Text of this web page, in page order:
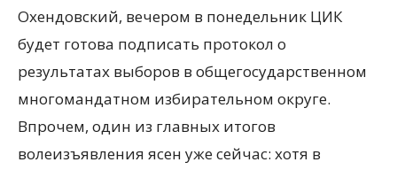
Охендовский, вечером в понедельник ЦИК
будет готова подписать протокол о
результатах выборов в общегосударственном
многомандатном избирательном округе.
Впрочем, один из главных итогов
волеизъявления ясен уже сейчас: хотя в